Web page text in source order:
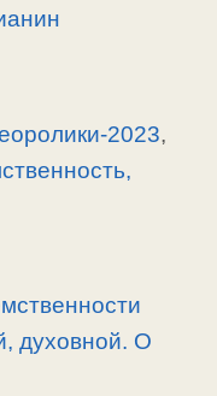
2023,
духовной. О